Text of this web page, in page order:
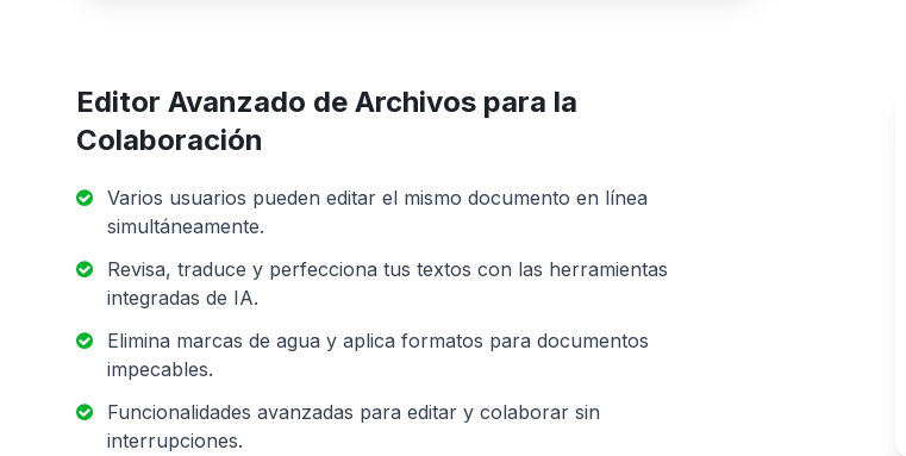
Editor Avanzado de Archivos para la
Colaboración
Varios usuarios pueden editar el mismo documento en línea
simultáneamente.
Revisa, traduce y perfecciona tus textos con las herramientas
integradas de IA.
Elimina marcas de agua y aplica formatos para documentos
impecables.
Funcionalidades avanzadas para editar y colaborar sin
interrupciones.